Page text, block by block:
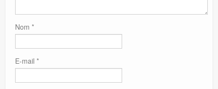
Nom *
E-mail *